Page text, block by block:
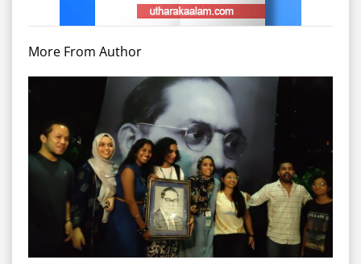
More From Author